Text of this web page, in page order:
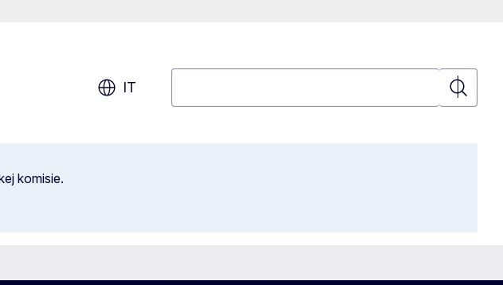
IT
Cerca
komisie.